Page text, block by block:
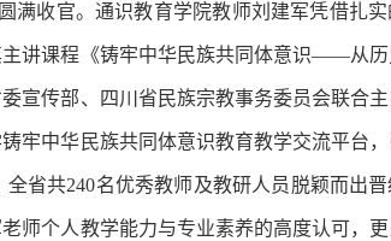
满收官。通识教育学院教师刘建军凭借扎
讲课程《铸牢中华民族共同体意识——从历
宣传部、四川省民族宗教事务委员会联合
牢中华民族共同体意识教育教学交流平台，
省共240名优秀教师及教研人员脱颖而出
师个人教学能力与专业素养的高度认可，